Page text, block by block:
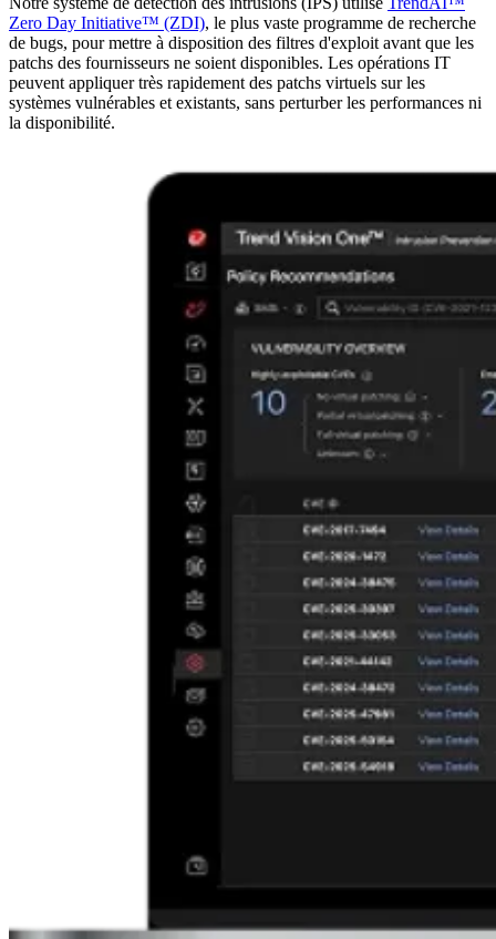
Zero Day Initiative™ (ZDI), le plus vaste programme de recherche
de bugs, pour mettre à disposition des filtres d'exploit avant que les
patchs des fournisseurs ne soient disponibles. Les opérations IT
peuvent appliquer très rapidement des patchs virtuels sur les
systèmes vulnérables et existants, sans perturber les performances ni
la disponibilité.